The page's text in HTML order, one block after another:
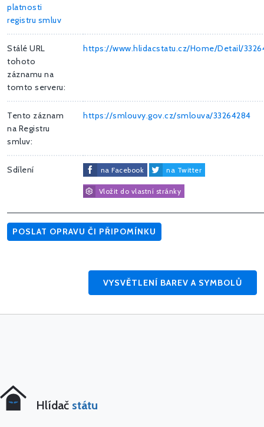
platnosti
registru smluv
Stálé URL
tohoto
záznamu na
tomto serveru:
https://www.hlidacstatu.cz/Home/Detail/
Tento záznam
na Registru
smluv:
https://smlouvy.gov.cz/smlouva/33264284
Sdílení na Facebook na Twitter
Vložit do vlastní stránky
POSLAT OPRAVU ČI PŘIPOMÍNKU
VYSVĚTLENÍ BAREV A SYMBOLŮ
Hlídač státu